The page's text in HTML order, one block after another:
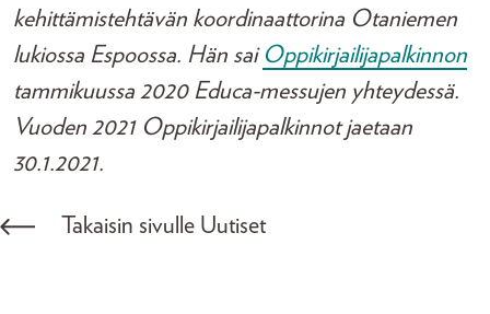
kehittämistehtävän koordinaattorina Otaniemen
lukiossa Espoossa. Hän sai Oppikirjailijapalkinnon
tammikuussa 2020 Educa-messujen yhteydessä.
Vuoden 2021 Oppikirjailijapalkinnot jaetaan
30.1.2021.
Takaisin sivulle Uutiset